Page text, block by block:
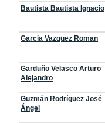
Bautista Bautista Ignacio
Garcia Vazquez Roman
Garduño Velasco Arturo
Alejandro
Guzmán Rodríguez José
Ángel